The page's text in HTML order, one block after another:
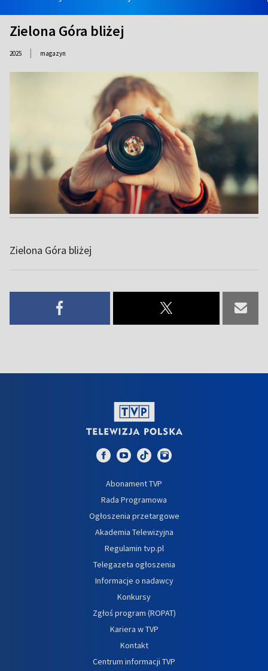
Zielona Góra bliżej
2025 | magazyn
Zielona Góra bliżej
Abonament TVP
Rada Programowa
Ogłoszenia przetargowe
Akademia Telewizyjna
Regulamin tvp.pl
Telegazeta ogłoszenia
Informacje o nadawcy
Konkursy
Zgłoś program (ROPAT)
Kariera w TVP
Kontakt
Centrum informacji TVP